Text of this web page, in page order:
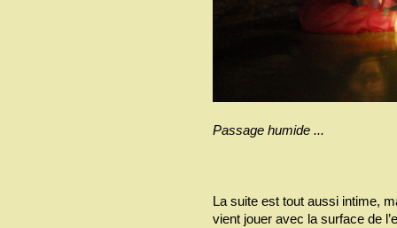
Passage humide ...
La suite est tout aussi intime,
vient jouer avec la surface de